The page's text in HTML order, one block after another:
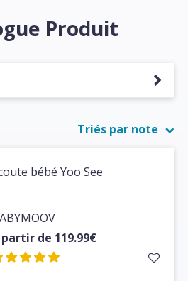
Produit
Triés par note
bébé Yoo See
de 119.99€